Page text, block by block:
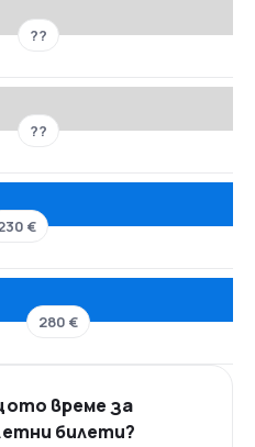
??
??
€
280 €
време за
билети?